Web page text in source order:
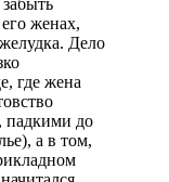
женах,
Дело
где жена
до
а в том,